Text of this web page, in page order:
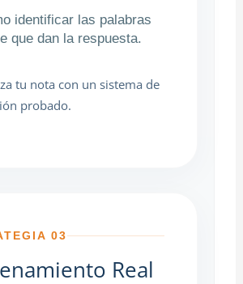
identificar las palabras
que dan la respuesta.
tu nota con un sistema de
probado.
03
Real